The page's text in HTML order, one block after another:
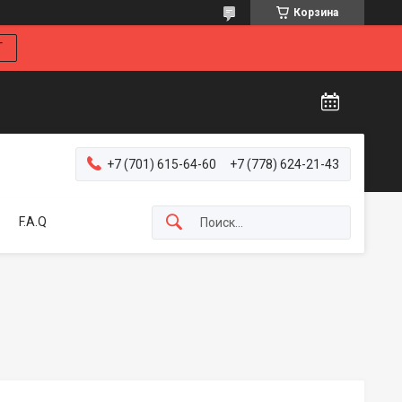
Корзина
+7 (701) 615-64-60 +7 (778) 624-21-43
F.A.Q